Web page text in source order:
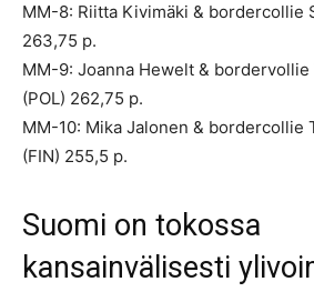
MM-8: Riitta Kivimäki & bordercollie
263,75 p.
MM-9: Joanna Hewelt &
(POL) 262,75 p.
MM-10: Mika Jalonen & bordercollie
(FIN) 255,5 p.
Suomi on tokossa
kansainvälisesti